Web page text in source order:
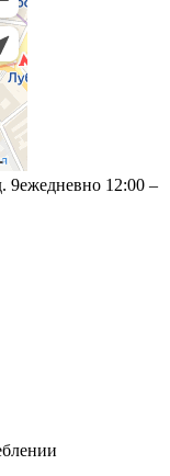
9ежедневно 12:00 –